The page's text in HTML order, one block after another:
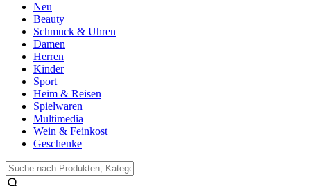
Neu
Beauty
Schmuck & Uhren
Damen
Herren
Kinder
Sport
Heim & Reisen
Spielwaren
Multimedia
Wein & Feinkost
Geschenke